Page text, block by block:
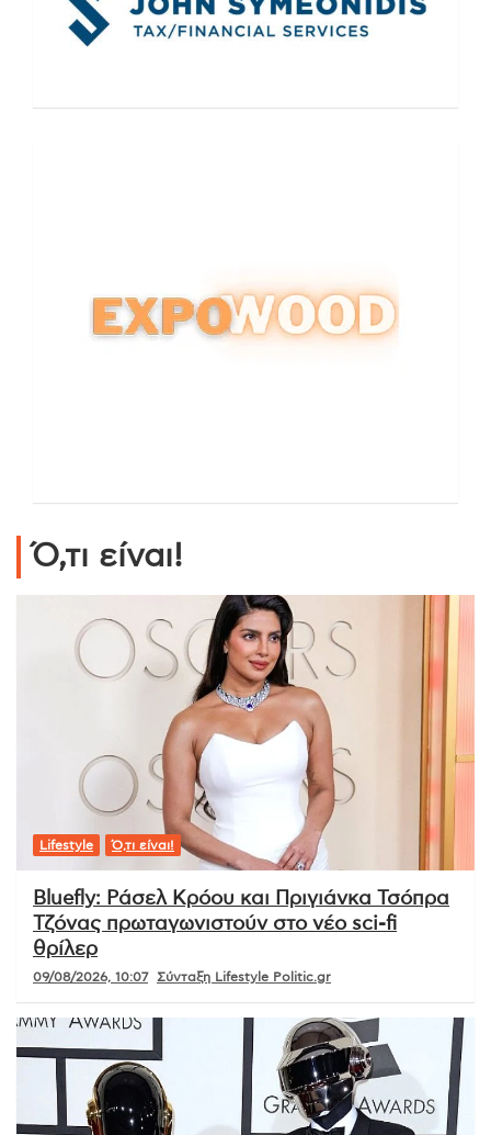
Ό,τι είναι!
Lifestyle Ό,τι είναι!
Bluefly: Ράσελ Κρόου και Πριγιάνκα Τσόπρα
Τζόνας πρωταγωνιστούν στο νέο sci-fi
θρίλερ
09/08/2026, 10:07 Σύνταξη Lifestyle Politic.gr